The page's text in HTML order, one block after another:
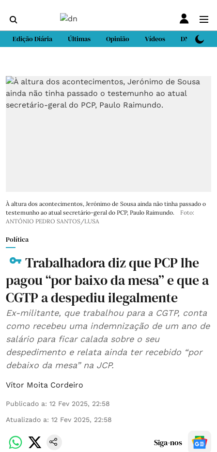
Edição Diária Últimas Opinião Vídeos DN Sport
À altura dos acontecimentos, Jerónimo de Sousa ainda não tinha passado o
testemunho ao atual secretário-geral do PCP, Paulo Raimundo.
Foto:
ANTÓNIO PEDRO SANTOS/LUSA
Política
Trabalhadora diz que PCP lhe
pagou “por baixo da mesa” e que a
CGTP a despediu ilegalmente
Ex-militante, que trabalhou para a CGTP, conta
como recebeu uma indemnização de um ano de
salário para ficar calada sobre o seu
despedimento e relata ainda ter recebido “por
debaixo da mesa” na JCP.
Vítor Moita Cordeiro
Publicado a: 12 Fev 2025, 22:58
Atualizado a: 12 Fev 2025, 22:58
Siga-nos